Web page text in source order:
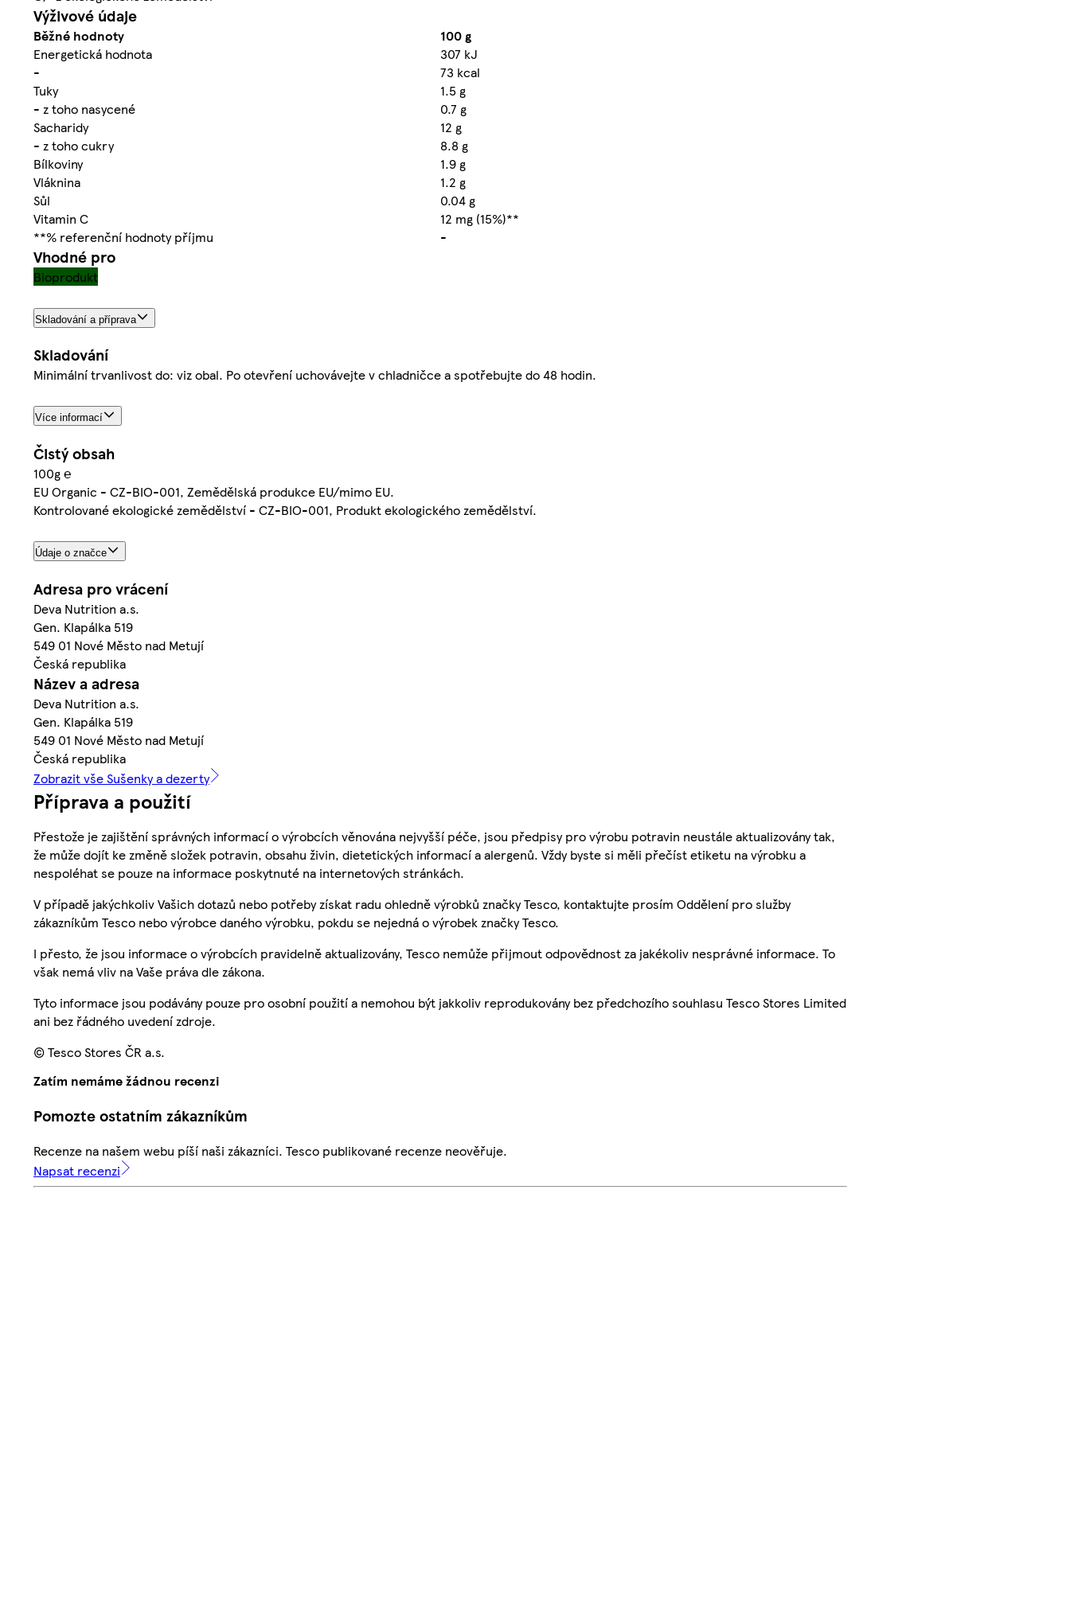
Výživové údaje
Běžné hodnoty
100 g
Energetická hodnota
307 kJ
-
73 kcal
Tuky
1.5 g
- z toho nasycené
0.7 g
Sacharidy
12 g
- z toho cukry
8.8 g
Bílkoviny
1.9 g
Vláknina
1.2 g
Sůl
0.04 g
Vitamin C
12 mg (15%)**
**% referenční hodnoty příjmu
-
Vhodné pro
Bioprodukt
Skladování a příprava
Skladování
Minimální trvanlivost do: viz obal. Po otevření uchovávejte v chladničce a spotřebujte do 48 hodin.
Více informací
Čistý obsah
100g ℮
EU Organic - CZ-BIO-001, Zemědělská produkce EU/mimo EU.
Kontrolované ekologické zemědělství - CZ-BIO-001, Produkt ekologického zemědělství.
Údaje o značce
Adresa pro vrácení
Deva Nutrition a.s.
Gen. Klapálka 519
549 01 Nové Město nad Metují
Česká republika
Název a adresa
Deva Nutrition a.s.
Gen. Klapálka 519
549 01 Nové Město nad Metují
Česká republika
Zobrazit vše Sušenky a dezerty
Příprava a použití
Přestože je zajištění správných informací o výrobcích věnována nejvyšší péče, jsou předpisy pro výrobu potravin neustále aktualizovány tak,
že může dojít ke změně složek potravin, obsahu živin, dietetických informací a alergenů. Vždy byste si měli přečíst etiketu na výrobku a
nespoléhat se pouze na informace poskytnuté na internetových stránkách.
V případě jakýchkoliv Vašich dotazů nebo potřeby získat radu ohledně výrobků značky Tesco, kontaktujte prosím Oddělení pro služby
zákazníkům Tesco nebo výrobce daného výrobku, pokdu se nejedná o výrobek značky Tesco.
I přesto, že jsou informace o výrobcích pravidelně aktualizovány, Tesco nemůže přijmout odpovědnost za jakékoliv nesprávné informace. To
však nemá vliv na Vaše práva dle zákona.
Tyto informace jsou podávány pouze pro osobní použití a nemohou být jakkoliv reprodukovány bez předchozího souhlasu Tesco Stores Limited
ani bez řádného uvedení zdroje.
© Tesco Stores ČR a.s.
Zatím nemáme žádnou recenzi
Pomozte ostatním zákazníkům
Recenze na našem webu píší naši zákazníci. Tesco publikované recenze neověřuje.
Napsat recenzi